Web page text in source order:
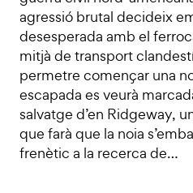
agressió brutal decideix
desesperada amb el
mitjà de transport
permetre començar una
escapada es veurà
salvatge d’en Ridgeway,
que farà que la noia
frenètic a la recerca de…